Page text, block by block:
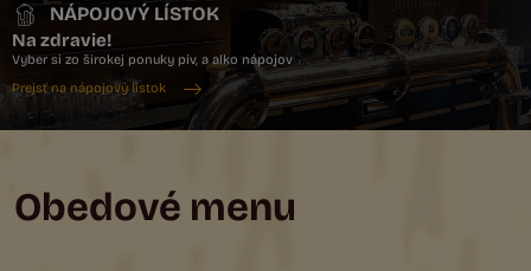
NÁPOJOVÝ LÍSTOK
Na zdravie!
Vyber si zo širokej ponuky pív, a alko nápojov
Prejsť na nápojový lístok
Obedové menu